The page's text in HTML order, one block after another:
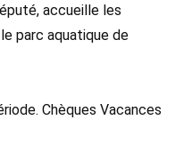
accueille les
parc aquatique de
Chèques Vacances